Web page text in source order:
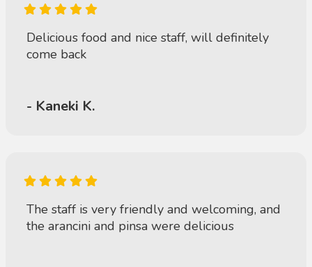
Delicious food and nice staff, will definitely
come back
- Kaneki K.
The staff is very friendly and welcoming, and
the arancini and pinsa were delicious